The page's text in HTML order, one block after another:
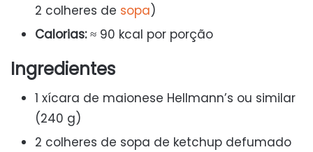
2 colheres de sopa)
Calorias:≈ 90 kcal por porção
Ingredientes
1 xícara de maionese Hellmann’s ou similar
(240 g)
2 colheres de sopa de ketchup defumado